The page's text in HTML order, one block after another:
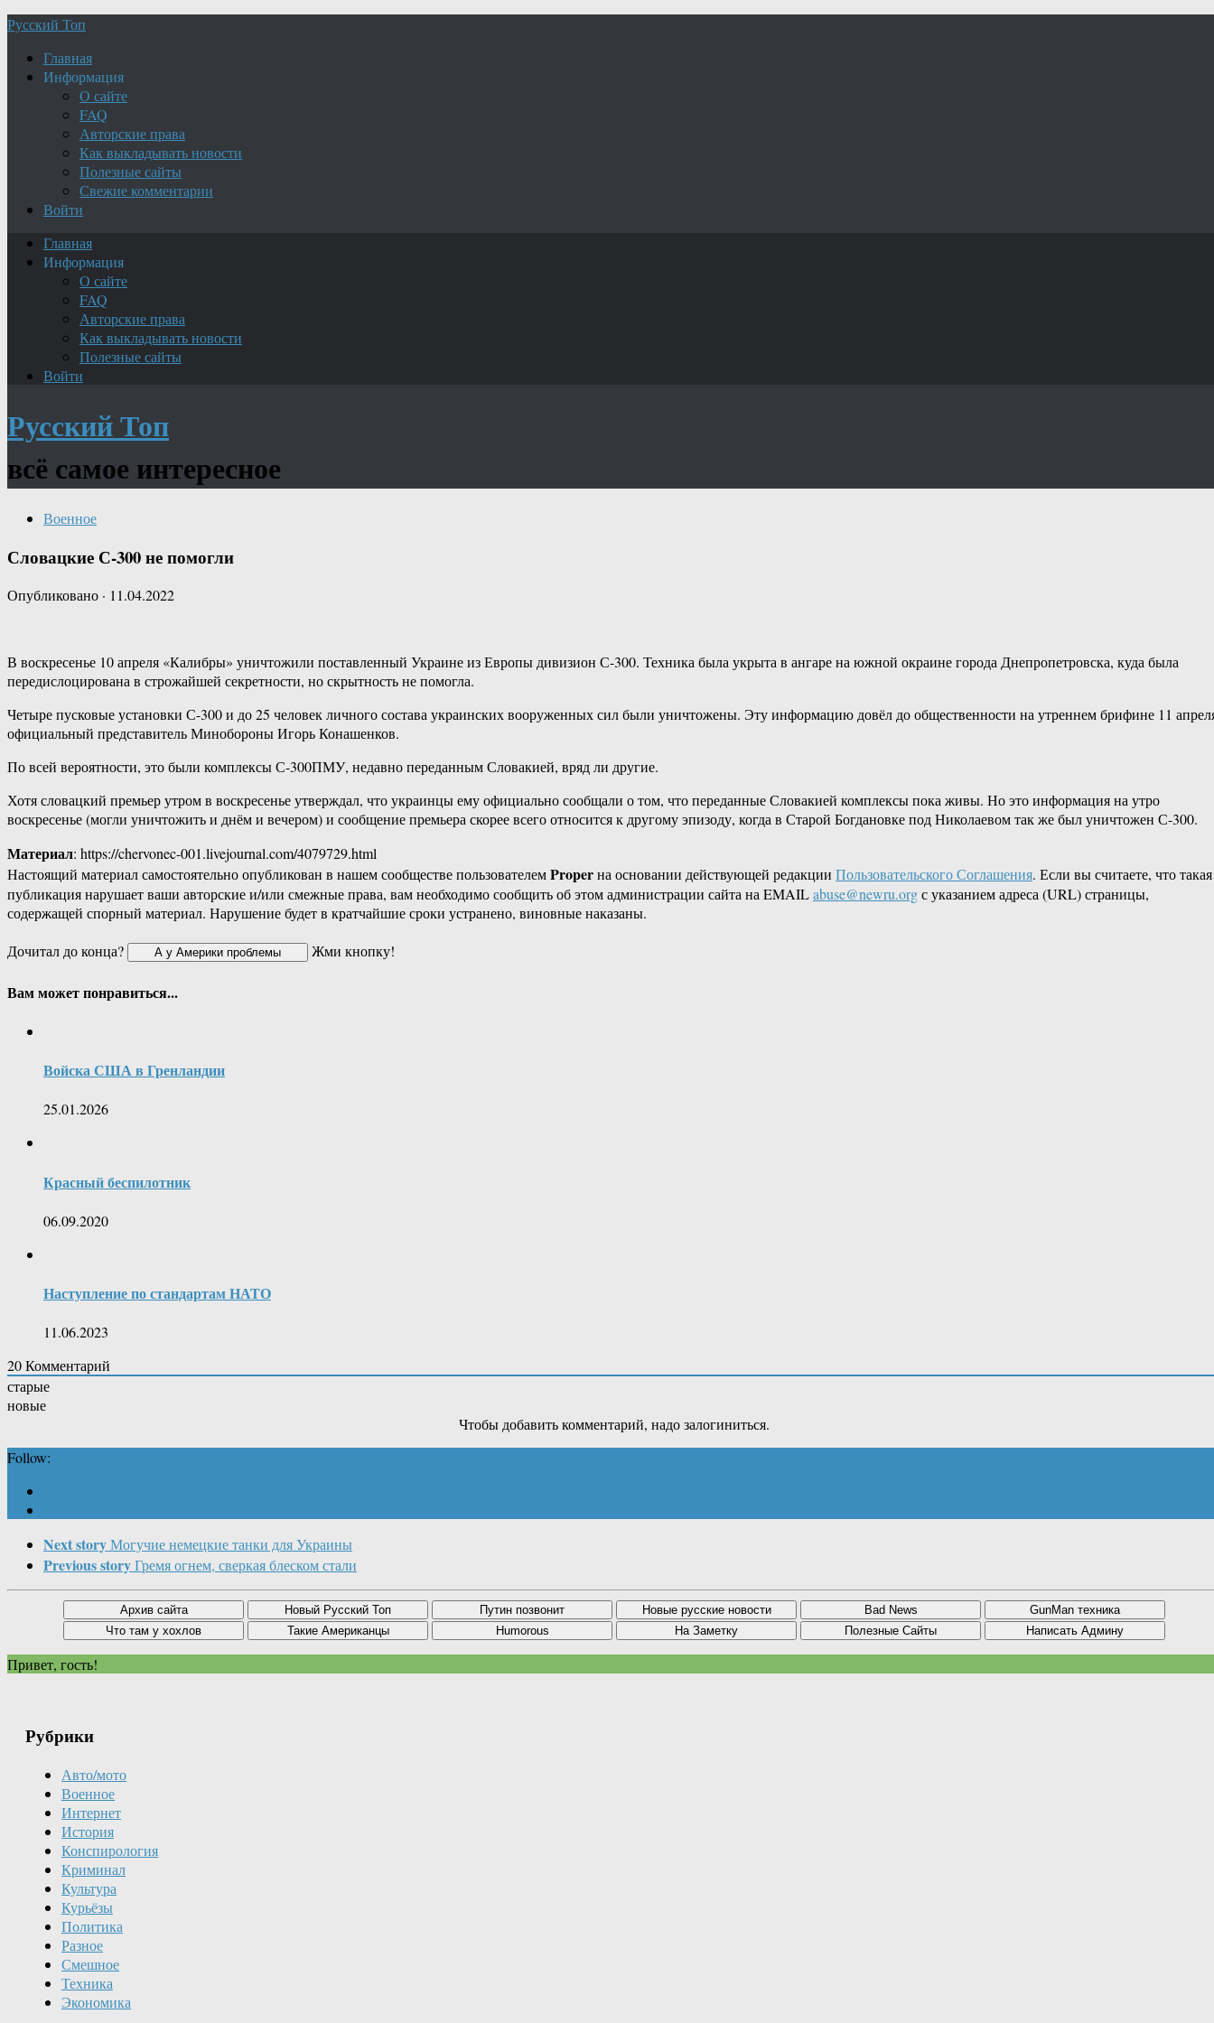
Русский Топ
Главная
Информация
О сайте
FAQ
Авторские права
Как выкладывать новости
Полезные сайты
Свежие комментарии
Войти
Главная
Информация
О сайте
FAQ
Авторские права
Как выкладывать новости
Полезные сайты
Войти
Русский Топ
всё самое интересное
Военное
Словацкие С-300 не помогли
Опубликовано · 11.04.2022
В воскресенье 10 апреля «Калибры» уничтожили поставленный Украине из Европы дивизион С-300. Техника была укрыта в ангаре на южной окраине города Днепропетровска, куда была
передислоцирована в строжайшей секретности, но скрытность не помогла.
Четыре пусковые установки С-300 и до 25 человек личного состава украинских вооруженных сил были уничтожены. Эту информацию довёл до общественности на утреннем брифине 11
официальный представитель Минобороны Игорь Конашенков.
По всей вероятности, это были комплексы С-300ПМУ, недавно переданным Словакией, вряд ли другие.
Хотя словацкий премьер утром в воскресенье утверждал, что украинцы ему официально сообщали о том, что переданные Словакией комплексы пока живы. Но это информация на утро
воскресенье (могли уничтожить и днём и вечером) и сообщение премьера скорее всего относится к другому эпизоду, когда в Старой Богдановке под Николаевом так же был уничтожен С-300.
Материал: https://chervonec-001.livejournal.com/4079729.html
Настоящий материал самостоятельно опубликован в нашем сообществе пользователемProperна основании действующей редакции Пользовательского Соглашения. Если вы считаете, что такая
публикация нарушает ваши авторские и/или смежные права, вам необходимо сообщить об этом администрации сайта на EMAILabuse@newru.orgс указанием адреса (URL) страницы,
содержащей спорный материал. Нарушение будет в кратчайшие сроки устранено, виновные наказаны.
Дочитал до конца?
Жми кнопку!
Вам может понравиться...
Войска США в Гренландии
25.01.2026
Красный беспилотник
06.09.2020
Наступление по стандартам НАТО
11.06.2023
20Комментарий
старые
новые
Чтобы добавить комментарий, надо залогиниться.
Follow:
Next storyМогучие немецкие танки для Украины
Previous storyГремя огнем, сверкая блеском стали
Привет, гость!
Рубрики
Авто/мото
Военное
Интернет
История
Конспирология
Криминал
Культура
Курьёзы
Политика
Разное
Смешное
Техника
Экономика